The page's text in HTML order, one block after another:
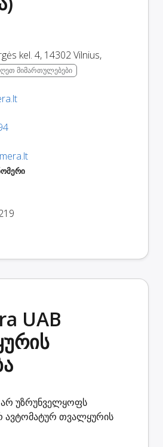
kel. 4, 14302Vilnius,
მიმართულებები
UAB
არ უზრუნველყოფს
ავტომატურ თვალყურის